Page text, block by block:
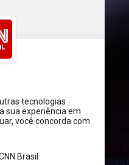
chamado
a
como
ouro